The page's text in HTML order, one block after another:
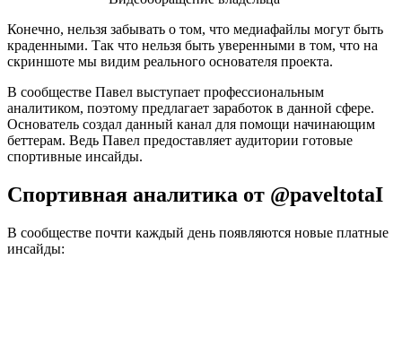
Конечно, нельзя забывать о том, что медиафайлы могут быть
краденными. Так что нельзя быть уверенными в том, что на
скриншоте мы видим реального основателя проекта.
В сообществе Павел выступает профессиональным
аналитиком, поэтому предлагает заработок в данной сфере.
Основатель создал данный канал для помощи начинающим
беттерам. Ведь Павел предоставляет аудитории готовые
спортивные инсайды.
Спортивная аналитика от @paveltotaI
В сообществе почти каждый день появляются новые платные
инсайды: